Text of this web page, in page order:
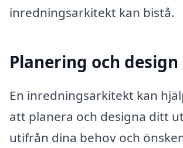
inredningsarkitekt kan bistå.
Planering och design
En inredningsarkitekt kan
att planera och designa ditt
utifrån dina behov och